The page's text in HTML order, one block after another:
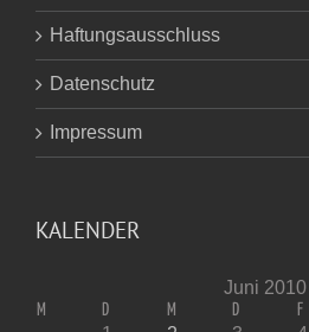
Haftungsausschluss
Datenschutz
Impressum
KALENDER
Juni 2010
M D M D F